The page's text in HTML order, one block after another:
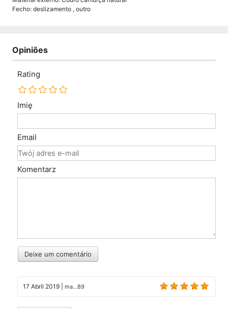
Fecho: deslizamento , outro
Opiniões
Rating
Imię
Email
Komentarz
Deixe um comentário
17 Abril 2019 ma...89